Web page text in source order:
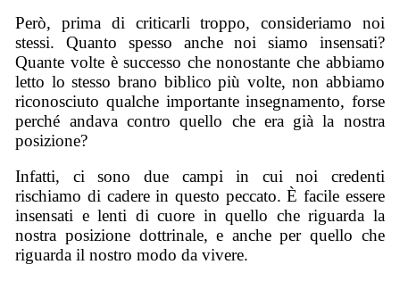
Però, prima di criticarli troppo, consideriamo noi
stessi. Quanto spesso anche noi siamo insensati?
Quante volte è successo che nonostante che abbiamo
letto lo stesso brano biblico più volte, non abbiamo
riconosciuto qualche importante insegnamento, forse
perché andava contro quello che era già la nostra
posizione?
Infatti, ci sono due campi in cui noi credenti
rischiamo di cadere in questo peccato. È facile essere
insensati e lenti di cuore in quello che riguarda la
nostra posizione dottrinale, e anche per quello che
riguarda il nostro modo da vivere.